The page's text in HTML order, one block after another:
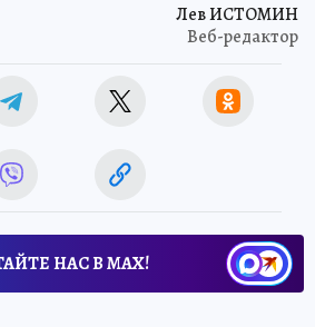
Лев ИСТОМИН
Веб-редактор
НАС В МАХ!